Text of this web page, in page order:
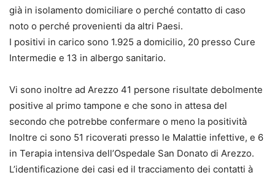
già in isolamento domiciliare o perché contatto di caso
noto o perché provenienti da altri Paesi.
I positivi in carico sono 1.925 a domicilio, 20 presso Cure
Intermedie e 13 in albergo sanitario.
Vi sono inoltre ad Arezzo 41 persone risultate debolmente
positive al primo tampone e che sono in attesa del
secondo che potrebbe confermare o meno la positività
Inoltre ci sono 51 ricoverati presso le Malattie infettive, e 6
in Terapia intensiva dell’Ospedale San Donato di Arezzo.
L’identificazione dei casi ed il tracciamento dei contatti à